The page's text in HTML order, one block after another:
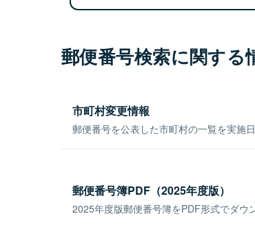
郵便番号検索に関する
市町村変更情報
郵便番号を公表した市町村の一覧を実施
郵便番号簿PDF（2025年度版）
2025年度版郵便番号簿をPDF形式でダウ